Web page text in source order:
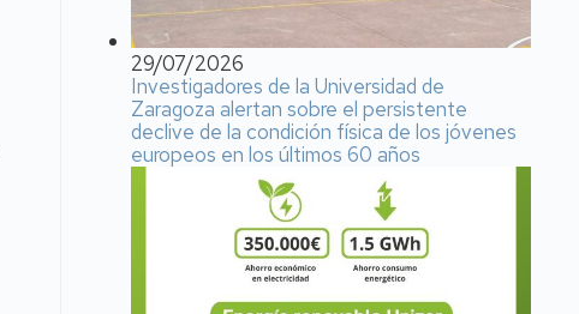
29/07/2026
Investigadores de la Universidad de
Zaragoza alertan sobre el persistente
declive de la condición física de los jóvenes
europeos en los últimos 60 años